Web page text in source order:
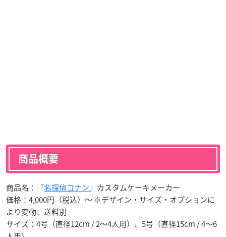
商品概要
商品名：『名探偵コナン』カスタムケーキメーカー
価格：4,000円（税込）〜 ※デザイン・サイズ・オプションに
より変動、送料別
サイズ：4号（直径12cm / 2〜4人用）、5号（直径15cm / 4〜6